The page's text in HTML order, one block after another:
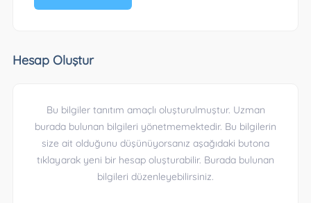
Hesap Oluştur
Bu bilgiler tanıtım amaçlı oluşturulmuştur. Uzman
burada bulunan bilgileri yönetmemektedir. Bu bilgilerin
size ait olduğunu düşünüyorsanız aşağıdaki butona
tıklayarak yeni bir hesap oluşturabilir. Burada bulunan
bilgileri düzenleyebilirsiniz.